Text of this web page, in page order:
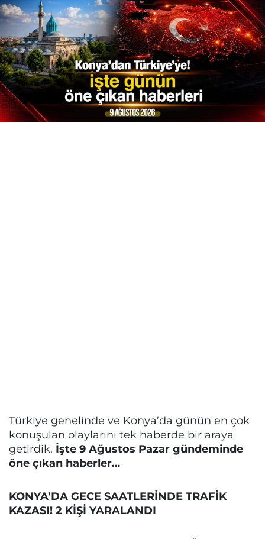
Türkiye genelinde ve Konya’da günün en çok
konuşulan olaylarını tek haberde bir araya
getirdik. İşte 9 Ağustos Pazar gündeminde
öne çıkan haberler…
KONYA’DA GECE SAATLERİNDE TRAFİK
KAZASI! 2 KİŞİ YARALANDI